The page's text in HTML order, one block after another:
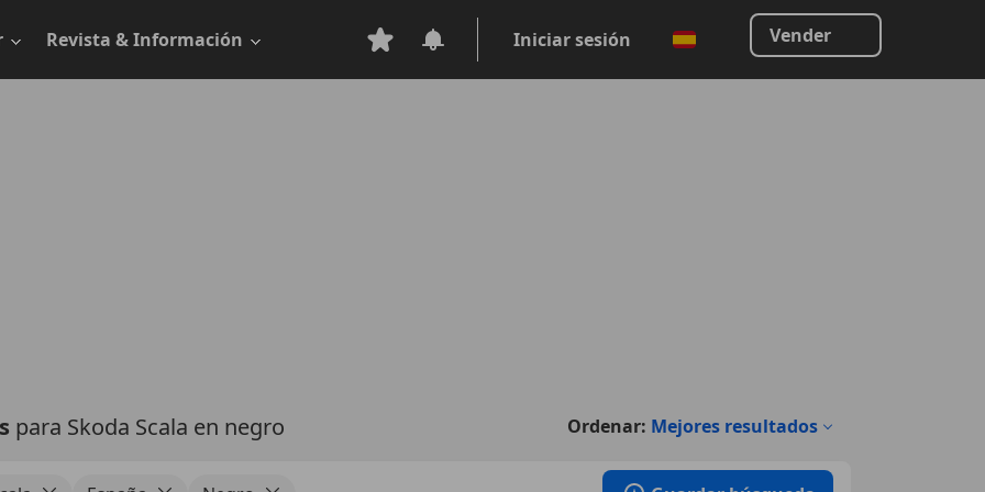
Revista & Información Iniciar sesión Vender
para Skoda Scala en negro Ordenar: Mejores resultados